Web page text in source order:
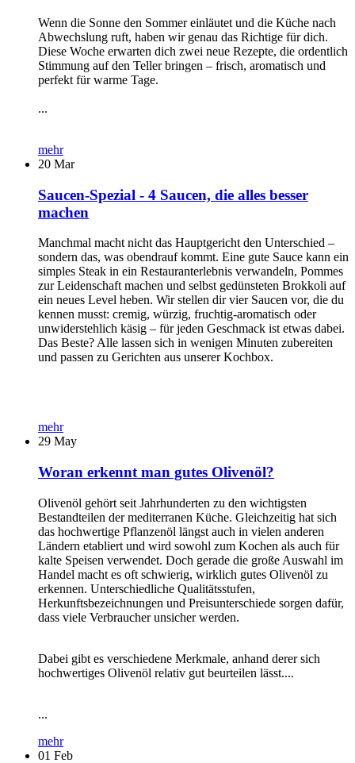
Wenn die Sonne den Sommer einläutet und die Küche nach
Abwechslung ruft, haben wir genau das Richtige für dich.
Diese Woche erwarten dich zwei neue Rezepte, die ordentlich
Stimmung auf den Teller bringen – frisch, aromatisch und
perfekt für warme Tage.
...
mehr
20 Mar
Saucen-Spezial - 4 Saucen, die alles besser
machen
Manchmal macht nicht das Hauptgericht den Unterschied –
sondern das, was obendrauf kommt. Eine gute Sauce kann ein
simples Steak in ein Restauranterlebnis verwandeln, Pommes
zur Leidenschaft machen und selbst gedünsteten Brokkoli auf
ein neues Level heben. Wir stellen dir vier Saucen vor, die du
kennen musst: cremig, würzig, fruchtig-aromatisch oder
unwiderstehlich käsig – für jeden Geschmack ist etwas dabei.
Das Beste? Alle lassen sich in wenigen Minuten zubereiten
und passen zu Gerichten aus unserer Kochbox.
mehr
29 May
Woran erkennt man gutes Olivenöl?
Olivenöl gehört seit Jahrhunderten zu den wichtigsten
Bestandteilen der mediterranen Küche. Gleichzeitig hat sich
das hochwertige Pflanzenöl längst auch in vielen anderen
Ländern etabliert und wird sowohl zum Kochen als auch für
kalte Speisen verwendet. Doch gerade die große Auswahl im
Handel macht es oft schwierig, wirklich gutes Olivenöl zu
erkennen. Unterschiedliche Qualitätsstufen,
Herkunftsbezeichnungen und Preisunterschiede sorgen dafür,
dass viele Verbraucher unsicher werden.
Dabei gibt es verschiedene Merkmale, anhand derer sich
hochwertiges Olivenöl relativ gut beurteilen lässt....
...
mehr
01 Feb